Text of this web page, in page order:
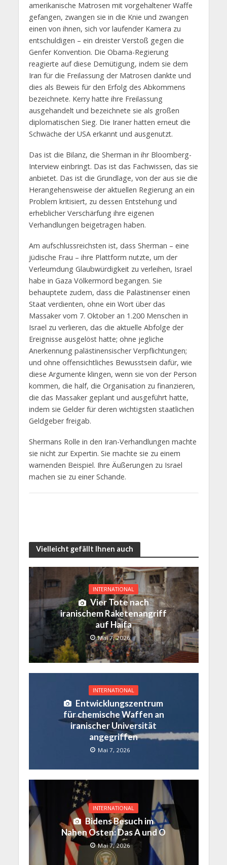
amerikanische Matrosen mit vorgehaltener Waffe
gefangen, zwangen sie in die Knie und zwangen
einen von ihnen, sich vor laufender Kamera zu
entschuldigen – ein dreister Verstoß gegen die
Genfer Konvention. Die Obama-Regierung
reagierte auf diese Demütigung, indem sie dem
Iran für die Freilassung der Matrosen dankte und
dies als Beweis für den Erfolg des Abkommens
bezeichnete. Kerry hatte ihre Freilassung
ausgehandelt und bezeichnete sie als großen
diplomatischen Sieg. Die Iraner hatten erneut die
Schwäche der USA erkannt und ausgenutzt.
Das ist die Bilanz, die Sherman in ihr Bloomberg-
Interview einbringt. Das ist das Fachwissen, das sie
anbietet. Das ist die Grundlage, von der aus sie die
Herangehensweise der aktuellen Regierung an ein
Problem kritisiert, zu dessen Entstehung und
erheblicher Verschärfung ihre eigenen
Verhandlungen beigetragen haben.
Am aufschlussreichsten ist, dass Sherman – eine
jüdische Frau – ihre Plattform nutzte, um der
Verleumdung Glaubwürdigkeit zu verleihen, Israel
habe in Gaza Völkermord begangen. Sie
behauptete zudem, dass die Palästinenser einen
Staat verdienten, ohne ein Wort über das
Massaker vom 7. Oktober an 1.200 Menschen in
Israel zu verlieren, das die aktuelle Abfolge der
Ereignisse ausgelöst hatte; ohne jegliche
Anerkennung palästinensischer Verpflichtungen;
und ohne offensichtliches Bewusstsein dafür, wie
diese Argumente klingen, wenn sie von der Person
kommen, die half, die Organisation zu finanzieren,
die das Massaker geplant und ausgeführt hatte,
indem sie Gelder für deren wichtigsten staatlichen
Geldgeber freigab.
Shermans Rolle in den Iran-Verhandlungen machte
sie nicht zur Expertin. Sie machte sie zu einem
warnenden Beispiel. Ihre Äußerungen zu Israel
machen sie zu einer Schande.
Vielleicht gefällt Ihnen auch
INTERNATIONAL
Vier Tote nach
iranischem Raketenangriff
auf Haifa
Mai 7, 2026
INTERNATIONAL
Entwicklungszentrum
für chemische Waffen an
iranischer Universität
angegriffen
Mai 7, 2026
INTERNATIONAL
Bidens Besuch im
Nahen Osten: Das A und O
Mai 7, 2026